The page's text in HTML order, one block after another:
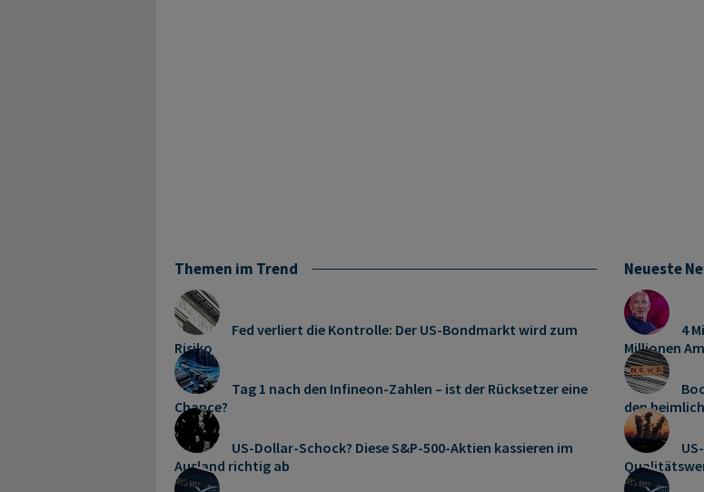
Themen im Trend
Fed verliert die Kontrolle: Der US-Bondmarkt wird zum
Risiko
Tag 1 nach den Infineon-Zahlen – ist der Rücksetzer eine
Chance?
US-Dollar-Schock? Diese S&P-500-Aktien kassieren im
Ausland richtig ab
Neueste
4
Millionen
den